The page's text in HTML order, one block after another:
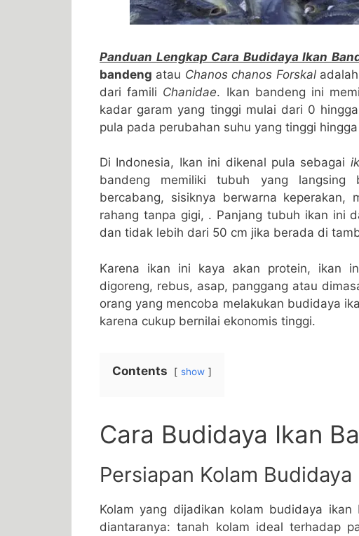
Panduan Lengkap Cara Budidaya Ikan
bandeng atau Chanos chanos Forskaladalah
dari famili Chanidae. Ikan bandeng ini
kadar garam yang tinggi mulai dari 0
pula pada perubahan suhu yang tinggi
Di Indonesia, Ikan ini dikenal pula sebagai
bandeng memiliki tubuh yang langsing
bercabang, sisiknya berwarna
rahang tanpa gigi, . Panjang tubuh ikan ini
dan tidak lebih dari 50 cm jika berada di
Karena ikan ini kaya akan protein, ikan
digoreng, rebus, asap, panggang atau
orang yang mencoba melakukan budidaya
karena cukup bernilai ekonomis tinggi.
Contents show
Cara Budidaya Ikan
Persiapan Kolam Budidaya
Kolam yang dijadikan kolam budidaya
diantaranya: tanah kolam ideal terhadap